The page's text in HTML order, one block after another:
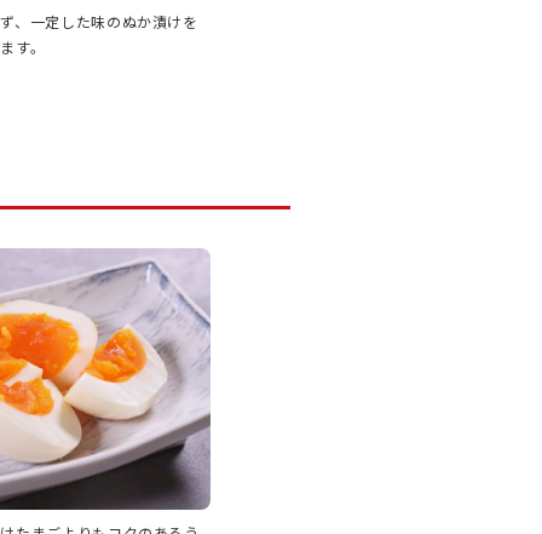
、一定した味のぬか漬けを
す。